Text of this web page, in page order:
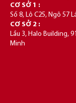
CƠ SỞ 1 :
Số 8, Lô C25, Ngõ 57
CƠ SỞ 2 :
Lầu 3, Halo Building,
Minh